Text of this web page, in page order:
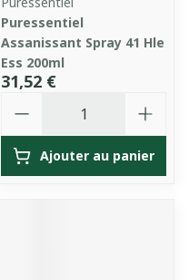
Puressentiel
Assanissant Spray 41 Hle
Ess 200ml
31,52 €
Ajouter au panier